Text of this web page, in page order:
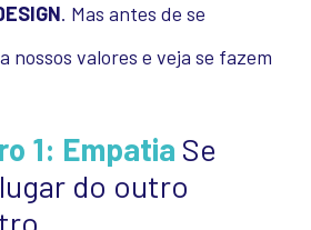
. Mas antes de se
nossos valores e veja se fazem
1: Empatia Se
do outro